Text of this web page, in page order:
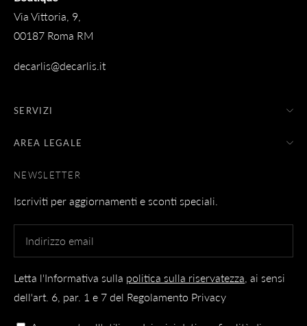
Via Vittoria, 9,
00187 Roma RM
decarlis@decarlis.it
SERVIZI
AREA LEGALE
NEWSLETTER
Iscriviti per aggiornamenti e sconti speciali.
Letta l'Informativa sulla politica sulla riservatezza , ai sensi
dell'art. 6, par. 1 e 7 del Regolamento Privacy